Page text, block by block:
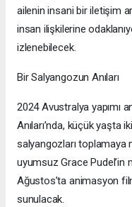
ailenin insani bir iletişim
insan ilişkilerine
izlenebilecek.
Bir Salyangozun Anıları
2024 Avustralya yapımı
Anıları’nda, küçük yaşta
salyangozları toplamaya
uyumsuz Grace Pudel’in
Ağustos’ta animasyon
sunulacak.